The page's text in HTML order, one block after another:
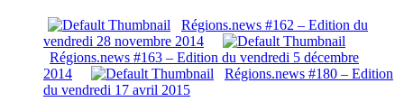
Régions.news #162 – Edition du
vendredi 28 novembre 2014
Régions.news #163 – Edition du vendredi 5 décembre
2014
Régions.news #180 – Edition
du vendredi 17 avril 2015